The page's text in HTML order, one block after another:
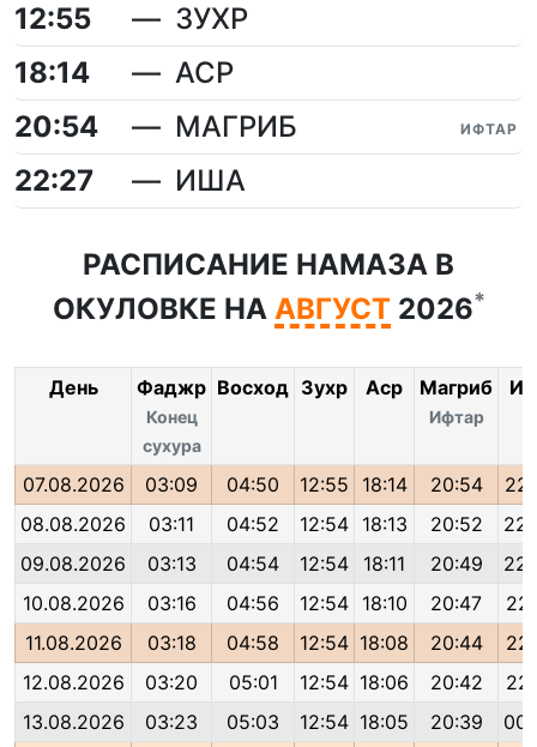
12:55
ЗУХР
18:14
АСР
20:54
МАГРИБ ИФТАР
22:27 ИША
РАСПИСАНИЕ НАМАЗА В
ОКУЛОВКЕ НА АВГУСТ 2026*
День Фаджр
Конец
сухура
Восход Зухр Аср Магриб
Ифтар
07.08.2026 03:09 04:50 12:55 18:14 20:54
08.08.2026
03:11 04:52 12:54 18:13 20:52
09.08.2026
03:13 04:54 12:54 18:11 20:49
10.08.2026
03:16 04:56 12:54 18:10 20:47
11.08.2026
03:18 04:58 12:54 18:08 20:44
12.08.2026
03:20 05:01 12:54 18:06 20:42
13.08.2026
03:23 05:03 12:54 18:05 20:39